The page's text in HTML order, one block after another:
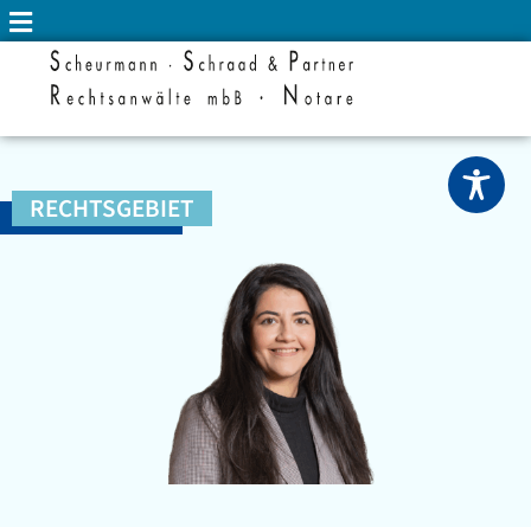
RECHTSGEBIET
ARBEITSRECHT